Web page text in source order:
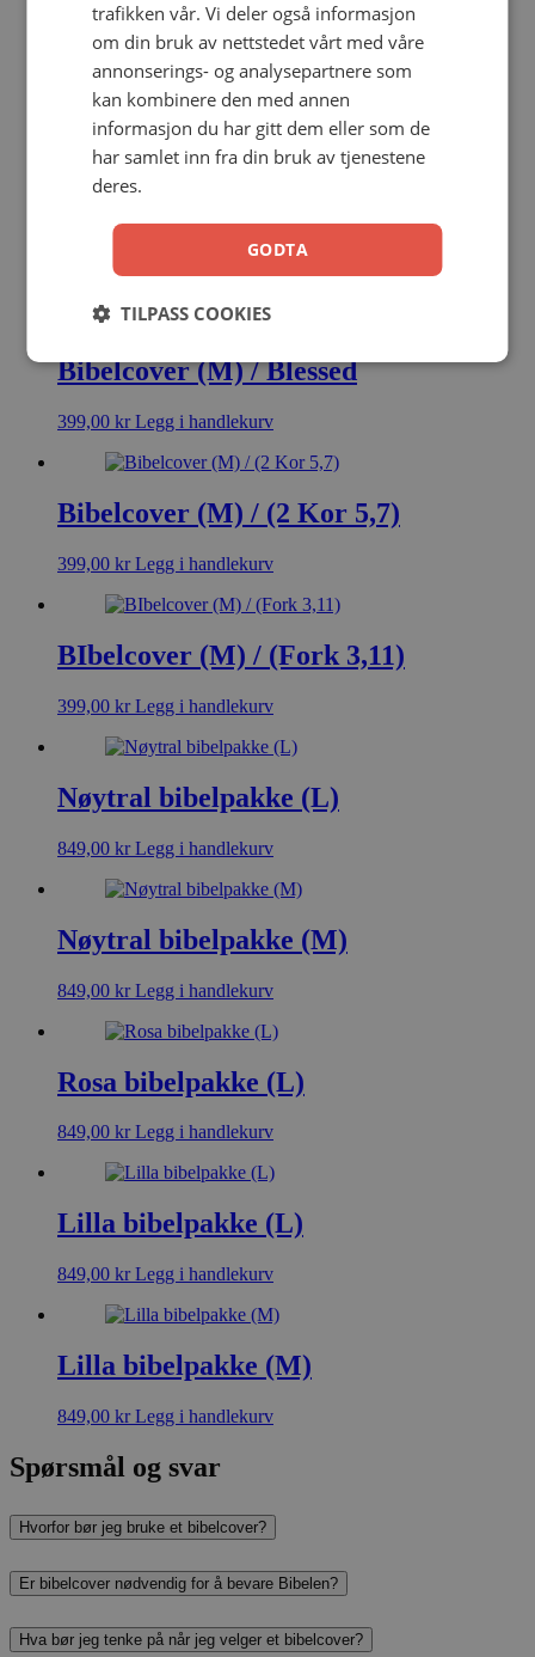
Bibelcover (L) / (2 Kor 5,7)
399,00kr Legg i handlekurv
Bibelcover (L) / (Fil 4,13)
kr Legg i handlekurv
Bibelcover (M) / Blessed
399,00 kr Legg i handlekurv
Bibelcover (M) / (2 Kor 5,7)
399,00 kr Legg i handlekurv
BIbelcover (M) / (Fork 3,11)
399,00 kr Legg i handlekurv
Nøytral bibelpakke (L)
849,00 kr Legg i handlekurv
Nøytral bibelpakke (M)
849,00 kr Legg i handlekurv
Rosa bibelpakke (L)
849,00 kr Legg i handlekurv
Lilla bibelpakke (L)
849,00 kr Legg i handlekurv
Lilla bibelpakke (M)
849,00 kr Legg i handlekurv
Spørsmål og svar
Hvorfor bør jeg bruke et bibelcover?
Er bibelcover nødvendig for å bevare Bibelen?
Hva bør jeg tenke på når jeg velger et bibelcover?
trafikken vår. Vi deler også informasjon
om din bruk av nettstedet vårt med våre
annonserings- og analysepartnere som
kan kombinere den med annen
informasjon du har gitt dem eller som de
har samlet inn fra din bruk av tjenestene
deres.
GODTA
TILPASS COOKIES